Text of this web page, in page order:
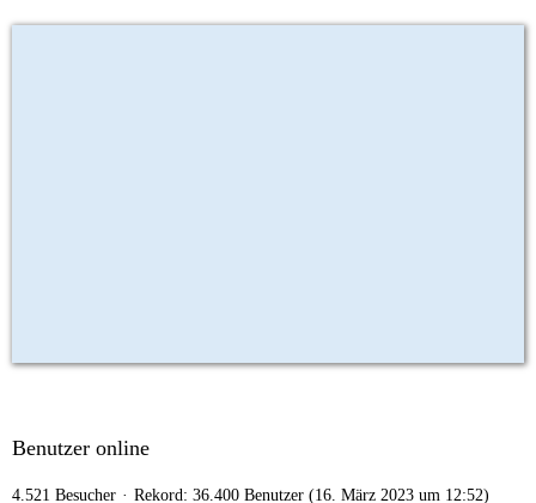
Benutzer online
4.521 Besucher Rekord: 36.400 Benutzer (16. März 2023 um 12:52)